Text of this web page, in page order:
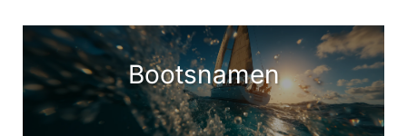
Bootsnamen